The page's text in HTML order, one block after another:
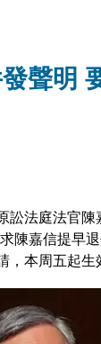
聲明
訟法庭法官
陳嘉信提早
本周五起生